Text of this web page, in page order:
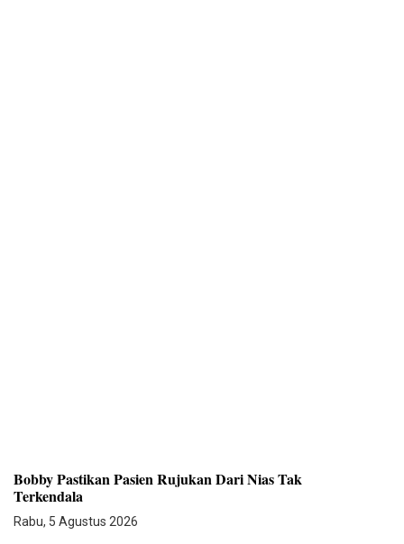
Bobby Pastikan Pasien Rujukan Dari Nias Tak
Terkendala
Rabu, 5 Agustus 2026